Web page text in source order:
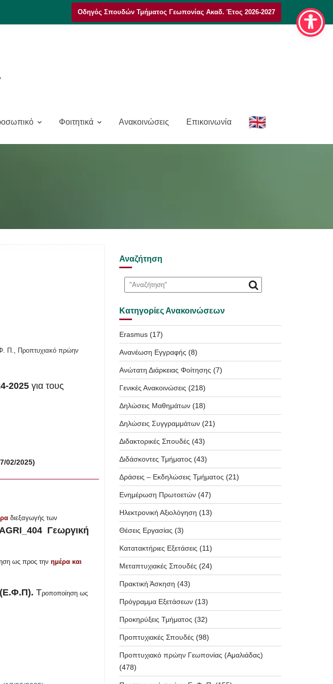
Οδηγός Σπουδών Τμήματος Γεωπονίας Ακαδ. Έτος 2026-2027
Φοιτητικά Ανακοινώσεις Επικοινωνία
E
n
Π.
Προπτυχιακό πρώην
2025 για τους
02/2025)
διεξαγωγής των
AGRI_404 Γεωργική
ως προς την ημέρα και
Τροποποίηση ως
Αναζήτηση
Κατηγορίες Ανακοινώσεων
Erasmus(17)
Ανανέωση Εγγραφής (8)
Ανώτατη Διάρκειας Φοίτησης (7)
Γενικές Ανακοινώσεις (218)
Δηλώσεις Μαθημάτων(18)
Δηλώσεις Συγγραμμάτων(21)
Διδακτορικές Σπουδές (43)
Διδάσκοντες Τμήματος (43)
Δράσεις – Εκδηλώσεις Τμήματος (21)
Ενημέρωση Πρωτοετών(47)
Ηλεκτρονική Αξιολόγηση (13)
Θέσεις Εργασίας (3)
Κατατακτήριες Εξετάσεις (11)
Μεταπτυχιακές Σπουδές (24)
Πρακτική Άσκηση (43)
Πρόγραμμα Εξετάσεων(13)
Προκηρύξεις Τμήματος (32)
Προπτυχιακές Σπουδές (98)
Προπτυχιακό πρώην Γεωπονίας (Αμαλιάδας)
(478)